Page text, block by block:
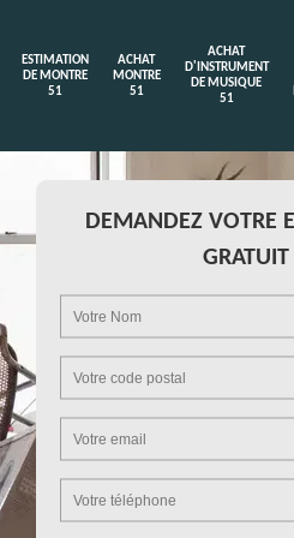
ESTIMATION
DE MONTRE
51
ACHAT
MONTRE
51
ACHAT
D'INSTRUMENT
DE MUSIQUE
51
DEMANDEZ VOTRE
GRATUIT